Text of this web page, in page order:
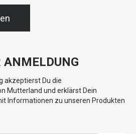
ANMELDUNG
akzeptierst Du die
Mutterland und erklärst Dein
Informationen zu unseren Produkten